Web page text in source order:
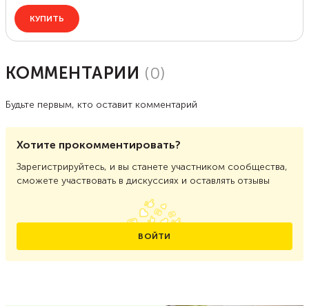
КОММЕНТАРИИ (0)
Будьте первым, кто оставит комментарий
Хотите прокомментировать?
Зарегистрируйтесь, и вы станете участником сообщества,
сможете участвовать в дискуссиях и оставлять отзывы
ВОЙТИ